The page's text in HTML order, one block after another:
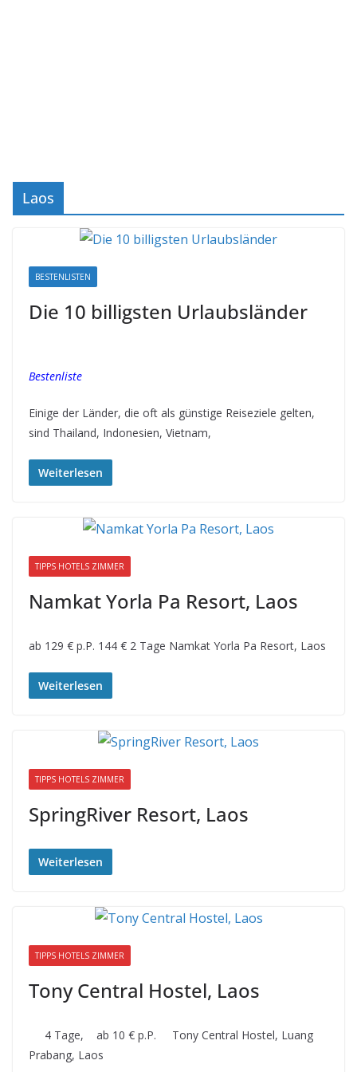
Laos
BESTENLISTEN
Die 10 billigsten Urlaubsländer
Bestenliste
Einige der Länder, die oft als günstige Reiseziele gelten,
sind Thailand, Indonesien, Vietnam,
Weiterlesen
TIPPS HOTELS ZIMMER
Namkat Yorla Pa Resort, Laos
ab 129 € p.P. 144 € 2 Tage Namkat Yorla Pa Resort, Laos
Weiterlesen
TIPPS HOTELS ZIMMER
SpringRiver Resort, Laos
Weiterlesen
TIPPS HOTELS ZIMMER
Tony Central Hostel, Laos
4 Tage, ab 10 € p.P. Tony Central Hostel, Luang
Prabang, Laos